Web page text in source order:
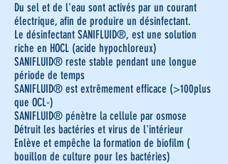
Du sel et de l'eau sont activés par un courant
électrique, afin de produire un désinfectant.
Le désinfectant SANIFLUID®, est une solution
riche en HOCL (acide hypochloreux)
SANIFLUID® reste stable pendant une longue
période de temps
SANIFLUID® est extrêmement efficace (>100plus
que OCL-)
SANIFLUID® pénètre la cellule par osmose
Détruit les bactéries et virus de l'intérieur
Enlève et empêche la formation de biofilm (
bouillon de culture pour les bactéries)